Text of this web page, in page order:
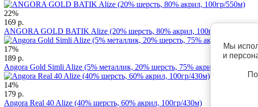
22%
169 р.
ANGORA GOLD BATIK Alize (20% шерсть, 80% акрил, 100гр/550м)
17%
189 р.
Angora Gold Simli Alize (5% металлик, 20% шерсть, 75% акрил, 100гр/500м)
14%
179 р.
Angora Real 40 Alize (40% шерсть, 60% акрил, 100гр/430м)
Мы
и